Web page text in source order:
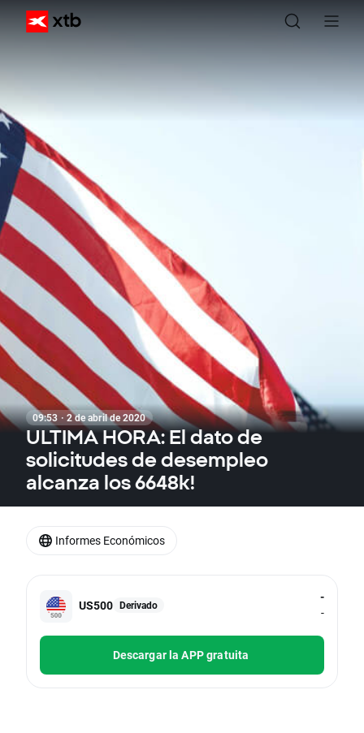
09:53 · 2 de abril de 2020
ULTIMA HORA: El dato de
solicitudes de desempleo
alcanza los 6648k!
US500 Derivado
-
-
Descargar la APP gratuita
Informes Económicos